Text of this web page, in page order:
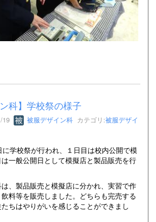
科】学校祭の様子
19 被服デザイン科 カテゴリ:被服デザイ
学校祭が行われ、１日目は校内公開で模
一般公開日として模擬店と製品販売を行
、製品販売と模擬店に分かれ、実習で作
料等を販売しました。どちらも完売する
ちはやりがいを感じることができまし